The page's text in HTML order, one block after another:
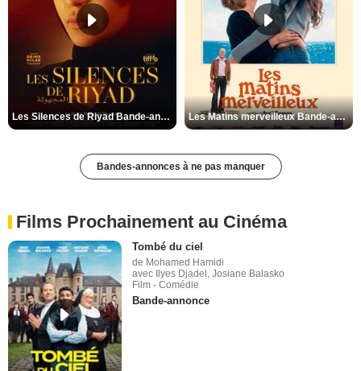
Les Silences de Riyad Bande-annonce VO STFR Les Matins merveilleux Bande-annonce VF
Bandes-annonces à ne pas manquer
Films Prochainement au Cinéma
Tombé du ciel
de Mohamed Hamidi
avec Ilyes Djadel, Josiane Balasko
Film - Comédie
Bande-annonce